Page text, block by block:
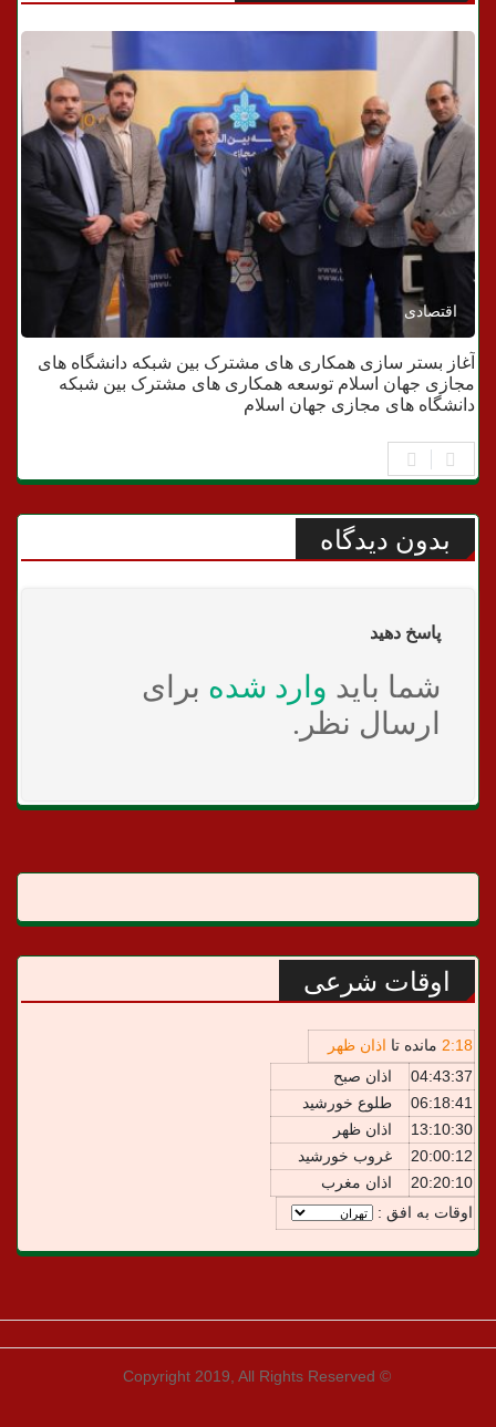
اقتصادی
آغاز بستر سازی همکاری های مشترک بین شبکه دانشگاه های
مجازی جهان اسلام توسعه همکاری های مشترک بین شبکه
دانشگاه های مجازی جهان اسلام
بدون دیدگاه
پاسخ دهید
شما باید وارد شده برای
ارسال نظر.
اوقات شرعی
2:18 مانده تا اذان ظهر
04:43:37
اذان صبح
06:18:41
طلوع خورشید
13:10:30
اذان ظهر
20:00:12
غروب خورشید
20:20:10
اذان مغرب
اوقات به افق :
© Copyright 2019, All Rights Reserved